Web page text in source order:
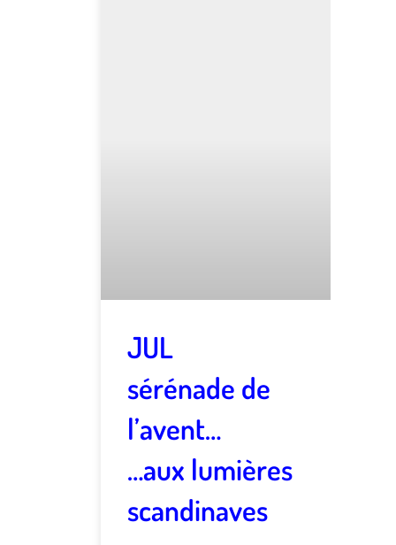
JUL
sérénade de
l’avent…
…aux lumières
scandinaves